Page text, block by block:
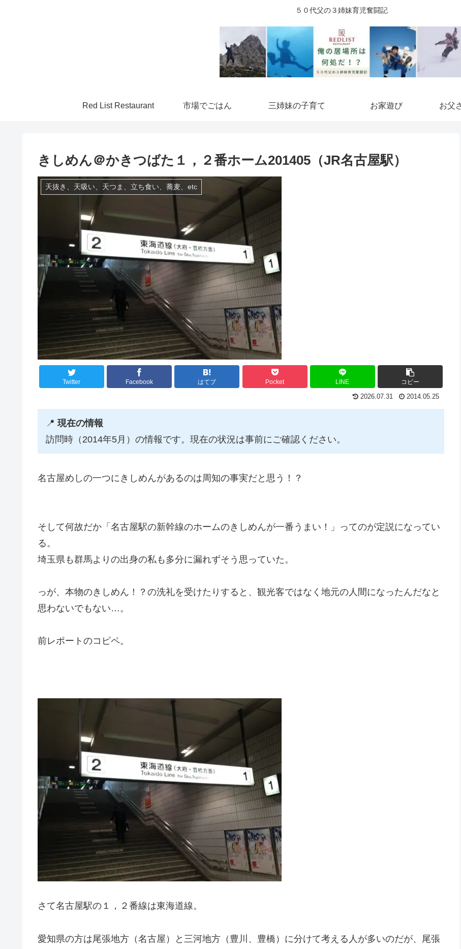
５０代父の３姉妹育児奮闘記
Red List Restaurant 市場でごはん 三姉妹の子育て お家遊び お父
きしめん＠かきつばた１，２番ホーム201405（JR名古屋駅）
天抜き、天吸い、天つま、立ち食い、蕎麦、etc
Twitter Facebook はてブ Pocket LINE コピー
2026.07.31 2014.05.25
📍 現在の情報
訪問時（2014年5月）の情報です。現在の状況は事前にご確認ください。
名古屋めしの一つにきしめんがあるのは周知の事実だと思う！？
そして何故だか「名古屋駅の新幹線のホームのきしめんが一番うまい！」ってのが定説になってい
る。
埼玉県も群馬よりの出身の私も多分に漏れずそう思っていた。
っが、本物のきしめん！？の洗礼を受けたりすると、観光客ではなく地元の人間になったんだなと
思わないでもない…。
前レポートのコピペ。
さて名古屋駅の１，２番線は東海道線。
愛知県の方は尾張地方（名古屋）と三河地方（豊川、豊橋）に分けて考える人が多いのだが、尾張